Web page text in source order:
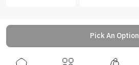
Pick An Option